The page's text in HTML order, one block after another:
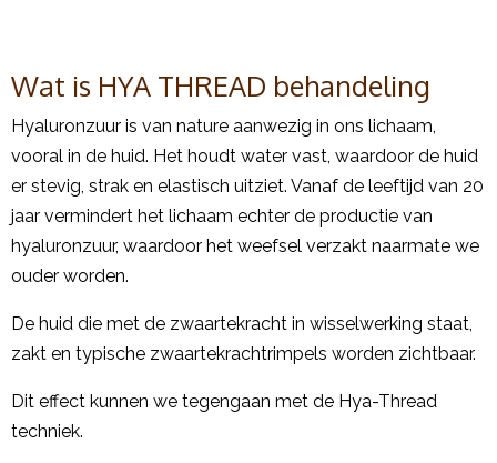
Wat is HYA THREAD behandeling
Hyaluronzuur is van nature aanwezig in ons lichaam,
vooral in de huid. Het houdt water vast, waardoor de huid
er stevig, strak en elastisch uitziet. Vanaf de leeftijd van 20
jaar vermindert het lichaam echter de productie van
hyaluronzuur, waardoor het weefsel verzakt naarmate we
ouder worden.
De huid die met de zwaartekracht in wisselwerking staat,
zakt en typische zwaartekrachtrimpels worden zichtbaar.
Dit effect kunnen we tegengaan met de Hya-Thread
techniek.